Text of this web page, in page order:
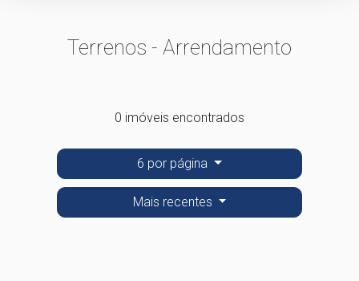
Terrenos - Arrendamento
0 imóveis encontrados
6 por página
Mais recentes